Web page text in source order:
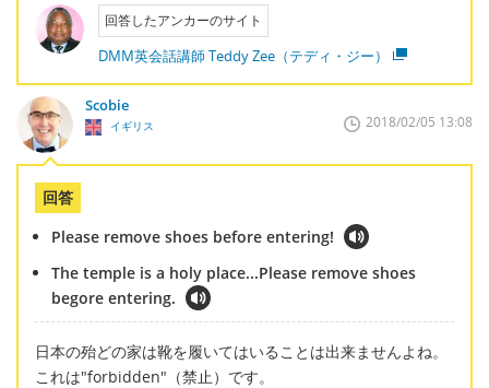
回答したアンカーのサイト
DMM英会話講師 Teddy Zee（テディ・ジー）
Scobie
イギリス 2018/02/05 13:08
回答
Please remove shoes before entering!
The temple is a holy place...Please remove shoes
begore entering.
日本の殆どの家は靴を履いてはいることは出来ませんよね。
これは"forbidden"（禁止）です。